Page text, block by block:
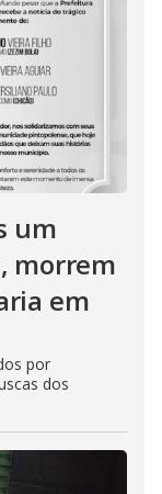
um
morrem
em
por
dos